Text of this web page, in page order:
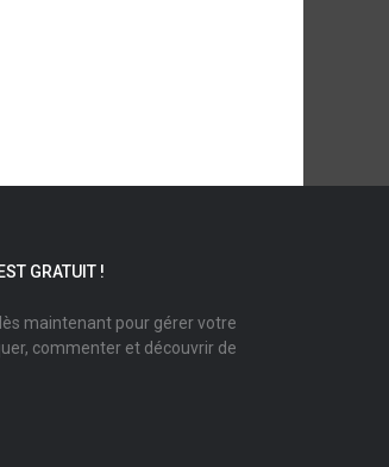
GRATUIT !
maintenant pour gérer votre
commenter et découvrir de